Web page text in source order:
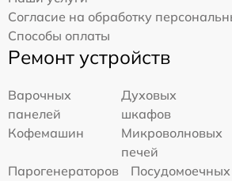
Согласие на обработку
Способы оплаты
Ремонт устройств
Варочных
панелей
Духовых
шкафов
Кофемашин
Микроволновых
печей
Парогенераторов
Посудомоечных